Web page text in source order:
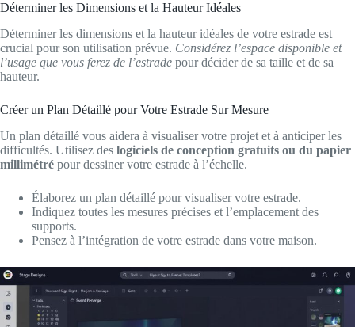
Déterminer les Dimensions et la Hauteur Idéales
Déterminer les dimensions et la hauteur idéales de votre estrade est
crucial pour son utilisation prévue. Considérez l’espace disponible et
l’usage que vous ferez de l’estrade pour décider de sa taille et de sa
hauteur.
Créer un Plan Détaillé pour Votre Estrade Sur Mesure
Un plan détaillé vous aidera à visualiser votre projet et à anticiper les
difficultés. Utilisez des logiciels de conception gratuits ou du papier
millimétré pour dessiner votre estrade à l’échelle.
Élaborez un plan détaillé pour visualiser votre estrade.
Indiquez toutes les mesures précises et l’emplacement des
supports.
Pensez à l’intégration de votre estrade dans votre maison.